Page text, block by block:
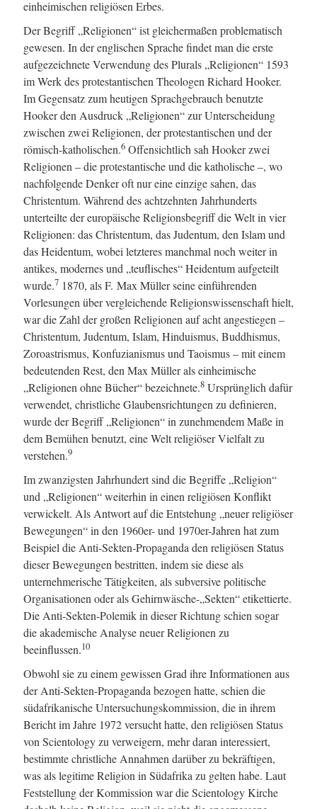
einheimischen religiösen Erbes.
Der Begriff „Religionen“ ist gleichermaßen problematisch
gewesen. In der englischen Sprache findet man die erste
aufgezeichnete Verwendung des Plurals „Religionen“ 1593
im Werk des protestantischen Theologen Richard Hooker.
Im Gegensatz zum heutigen Sprachgebrauch benutzte
Hooker den Ausdruck „Religionen“ zur Unterscheidung
zwischen zwei Religionen, der protestantischen und der
römisch-katholischen.6 Offensichtlich sah Hooker zwei
Religionen – die protestantische und die katholische –, wo
nachfolgende Denker oft nur eine einzige sahen, das
Christentum. Während des achtzehnten Jahrhunderts
unterteilte der europäische Religionsbegriff die Welt in vier
Religionen: das Christentum, das Judentum, den Islam und
das Heidentum, wobei letzteres manchmal noch weiter in
antikes, modernes und „teuflisches“ Heidentum aufgeteilt
wurde.7 1870, als F. Max Müller seine einführenden
Vorlesungen über vergleichende Religionswissenschaft hielt,
war die Zahl der großen Religionen auf acht angestiegen –
Christentum, Judentum, Islam, Hinduismus, Buddhismus,
Zoroastrismus, Konfuzianismus und Taoismus – mit einem
bedeutenden Rest, den Max Müller als einheimische
„Religionen ohne Bücher“ bezeichnete.8 Ursprünglich dafür
verwendet, christliche Glaubensrichtungen zu definieren,
wurde der Begriff „Religionen“ in zunehmendem Maße in
dem Bemühen benutzt, eine Welt religiöser Vielfalt zu
verstehen.9
Im zwanzigsten Jahrhundert sind die Begriffe „Religion“
und „Religionen“ weiterhin in einen religiösen Konflikt
verwickelt. Als Antwort auf die Entstehung „neuer religiöser
Bewegungen“ in den 1960er- und 1970er-Jahren hat zum
Beispiel die Anti-Sekten-Propaganda den religiösen Status
dieser Bewegungen bestritten, indem sie diese als
unternehmerische Tätigkeiten, als subversive politische
Organisationen oder als Gehirnwäsche-„Sekten“ etikettierte.
Die Anti-Sekten-Polemik in dieser Richtung schien sogar
die akademische Analyse neuer Religionen zu
beeinflussen.10
Obwohl sie zu einem gewissen Grad ihre Informationen aus
der Anti-Sekten-Propaganda bezogen hatte, schien die
südafrikanische Untersuchungskommission, die in ihrem
Bericht im Jahre 1972 versucht hatte, den religiösen Status
von Scientology zu verweigern, mehr daran interessiert,
bestimmte christliche Annahmen darüber zu bekräftigen,
was als legitime Religion in Südafrika zu gelten habe. Laut
Feststellung der Kommission war die Scientology Kirche